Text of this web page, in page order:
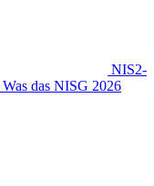
NIS2-
das NISG 2026